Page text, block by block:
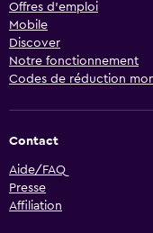
Offres d’emploi
Mobile
Discover
Notre fonctionnement
Codes de réduction
Contact
Aide/FAQ
Presse
Affiliation